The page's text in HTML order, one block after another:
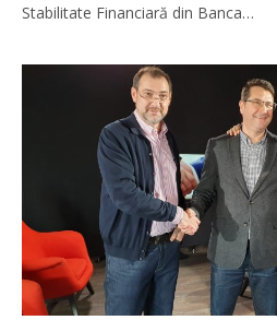
Stabilitate Financiară din Banca…